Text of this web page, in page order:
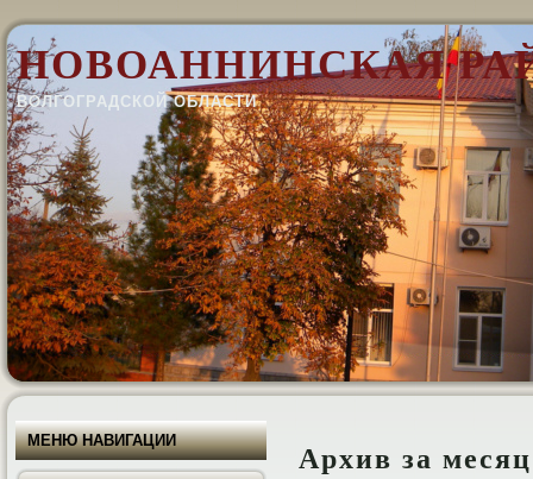
НОВОАННИНСКАЯ
ВОЛГОГРАДСКОЙ ОБЛАСТИ
МЕНЮ НАВИГАЦИИ Архив за